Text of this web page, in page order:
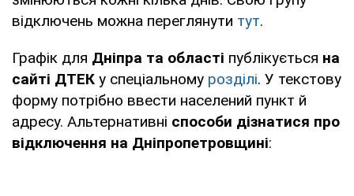
Чернівці та
https://oblenergo.cv.ua/shutdowns/
Чернігівська
область
https://chernihivoblenergo.com.ua/
відключень можна переглянути тут.
Графік для Дніпра та області публікується на
сайті ДТЕК у спеціальному розділі. У текстову
форму потрібно ввести населений пункт й
адресу. Альтернативні способи дізнатися про
відключення на Дніпропетровщині: